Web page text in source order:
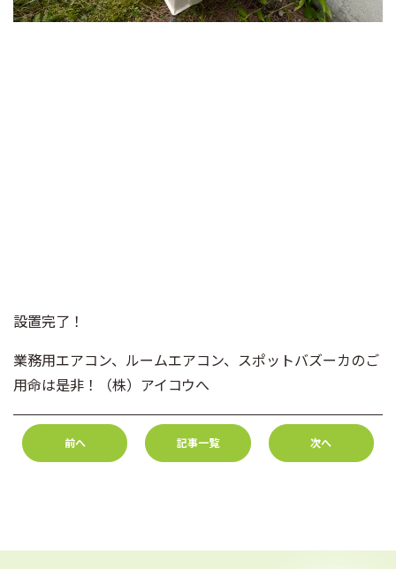
設置完了！
業務用エアコン、ルームエアコン、スポットバズーカのご
用命は是非！（株）アイコウへ
前へ 記事一覧 次へ